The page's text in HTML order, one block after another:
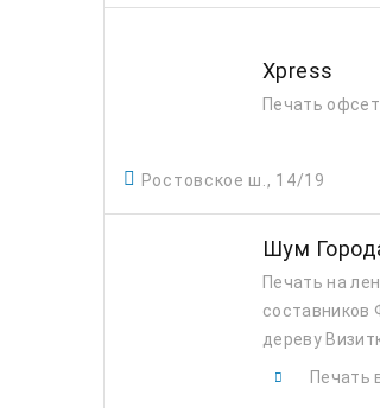
Xpress
Печать
Ростовское ш., 14/19
Шум
Печать на
составников
дереву
Печать